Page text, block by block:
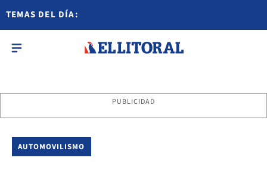
TEMAS DEL DÍA:
PUBLICIDAD
AUTOMOVILISMO